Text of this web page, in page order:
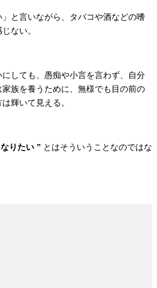
と言いながら、タバコや酒などの嗜
ない。
しても、愚痴や小言を言わず、自分
族を養うために、無様でも目の前の
輝いて見える。
りたい ” とはそういうことなのではな